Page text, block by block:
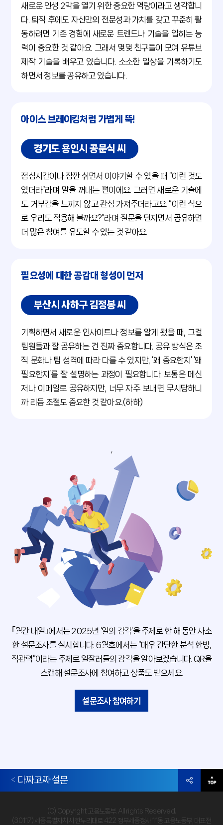
새로운 인생 2막을 열기 위한 중요한 역량이라고 생각합니
다. 퇴직 후에도 자신만의 전문성과 가치를 갖고 꾸준히 활
동하려면 기존 경험에 새로운 트렌드나 기술을 입히는 능
력이 중요한 것 같아요. 그래서 몇몇 친구들이 모여 유튜브
제작 기술을 배우고 있습니다. 소소한 일상을 기록하기도
하면서 정보를 공유하고 있습니다.
아이스 브레이킹처럼 가볍게 뚝!
경기도 용인시 공문식 씨
점심시간이나 잠깐 쉬면서 이야기할 수 있을 때 “이런 것도
있더라”라며 말을 꺼내는 편이에요. 그러면 새로운 기술에
도 거부감을 느끼지 않고 관심 가져주더라고요. “이런 식으
로 우리도 적용해 볼까요?”라며 질문을 던지면서 공유하면
더 많은 참여를 유도할 수 있는 것 같아요.
필요성에 대한 공감대 형성이 먼저
부산시 사하구 김정봉 씨
기획하면서 새로운 인사이트나 정보를 알게 됐을 때, 그걸
팀원들과 잘 공유하는 건 진짜 중요합니다. 공유 방식은 조
직 문화나 팀 성격에 따라 다를 수 있지만, ‘왜 중요한지’ ‘왜
필요한지’를 잘 설명하는 과정이 필요합니다. 보통은 메신
저나 이메일로 공유하지만, 너무 자주 보내면 무시당하니
까 리듬 조절도 중요한 것 같아요.(하하)
｢월간 내일 ｣에 서는 2025년 ‘일의 감각’을 주제 로 한 해 동안 사소
한 설문조사를 실시 합니 다. 6월호에서는 “매우 간단한 분석 한방,
직관력”이라는 주제로 일잘러들의 감각을 알아보겠습니다. QR을
스캔해 설문조사에 참여하고 상품도 받으세요.
설문조사 참여하기
다짜고짜 설문
(C) Copyright 고용노동부. All rights Reserved.
(30117) 세종특별자치시 한누리대로 422 정부세종청사 11동 고용노동부, 대표전